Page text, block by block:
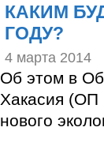
КАКИМ
ГОДУ?
4 марта 2014
Об этом в
Хакасия (ОП
нового